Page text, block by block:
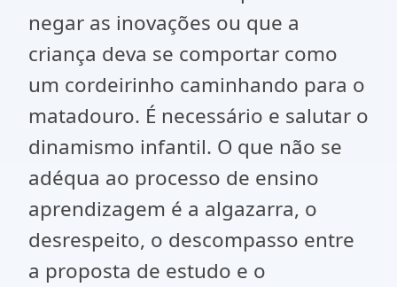
negar as inovações ou que a
criança deva se comportar como
um cordeirinho caminhando para o
matadouro. É necessário e salutar o
dinamismo infantil. O que não se
adéqua ao processo de ensino
aprendizagem é a algazarra, o
desrespeito, o descompasso entre
a proposta de estudo e o